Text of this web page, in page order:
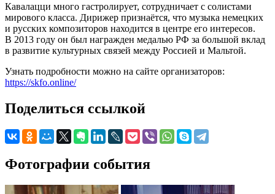
Кавалацци много гастролирует, сотрудничает с солистами
мирового класса. Дирижер признаётся, что музыка немецких
и русских композиторов находится в центре его интересов.
В 2013 году он был награжден медалью РФ за большой вклад
в развитие культурных связей между Россией и Мальтой.
Узнать подробности можно на сайте организаторов:
https://skfo.online/
Поделиться ссылкой
Фотографии события